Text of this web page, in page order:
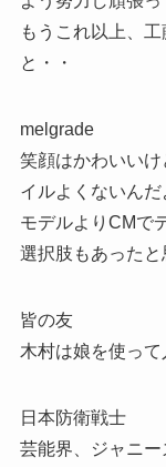
もうこれ以上、
と・・
melgrade
笑顔はかわいい
イルよくないんだ
モデルよりCMで
選択肢もあったと
皆の友
木村は娘を使っ
日本防衛戦士
芸能界、ジャニー